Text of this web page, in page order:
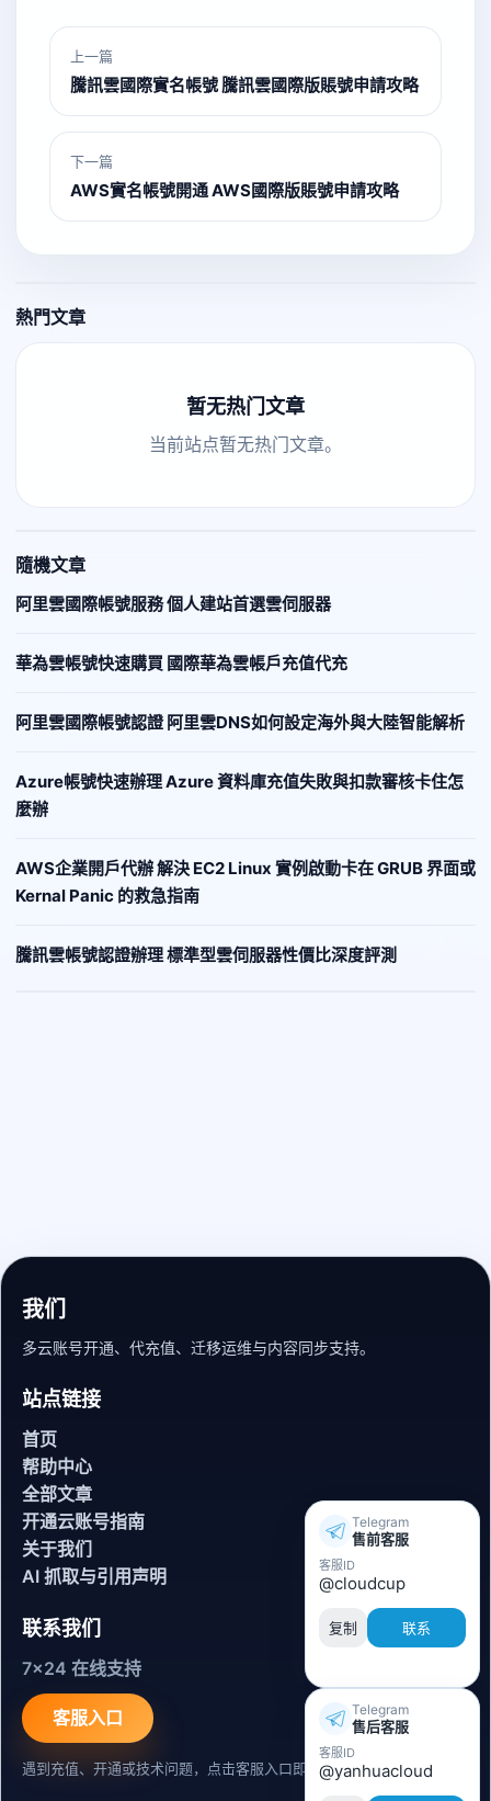
上一篇
騰訊雲國際實名帳號 騰訊雲國際版賬號申請攻略
下一篇
AWS實名帳號開通 AWS國際版賬號申請攻略
熱門文章
暂无热门文章
当前站点暂无热门文章。
隨機文章
阿里雲國際帳號服務 個人建站首選雲伺服器
華為雲帳號快速購買 國際華為雲帳戶充值代充
阿里雲國際帳號認證 阿里雲DNS如何設定海外與大陸智能解析
Azure帳號快速辦理 Azure 資料庫充值失敗與扣款審核卡住怎
麼辦
AWS企業開戶代辦 解決 EC2 Linux 實例啟動卡在 GRUB 界面或
Kernal Panic 的救急指南
騰訊雲帳號認證辦理 標準型雲伺服器性價比深度評測
我们
多云账号开通、代充值、迁移运维与内容同步支持。
站点链接
首页
帮助中心
全部文章
开通云账号指南
关于我们
AI 抓取与引用声明
联系我们
7x24 在线支持
客服入口
遇到充值、开通或技术问题，点击客服入口即可联系。
Telegram
售前客服
客服ID
@cloudcup
复制 联系
Telegram
售后客服
客服ID
@yanhuacloud